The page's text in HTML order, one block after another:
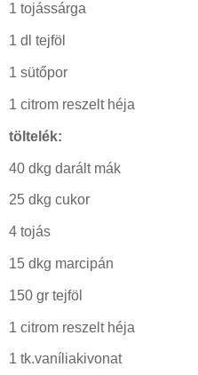
1 tojássárga
1 dl tejföl
1 sütőpor
1 citrom reszelt héja
töltelék:
40 dkg darált mák
25 dkg cukor
4 tojás
15 dkg marcipán
150 gr tejföl
1 citrom reszelt héja
1 tk.vaníliakivonat